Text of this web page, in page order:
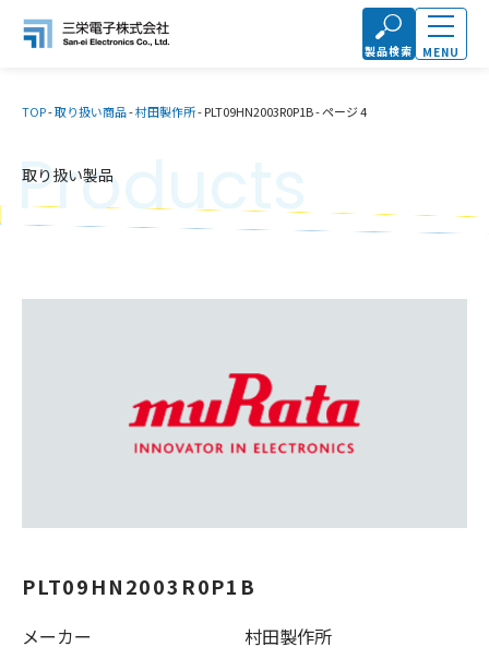
製品検索 MENU
TOP-取り扱い商品-村田製作所-PLT09HN2003R0P1B-ページ 4
取り扱い製品
Products
PLT09HN2003R0P1B
メーカー 村田製作所